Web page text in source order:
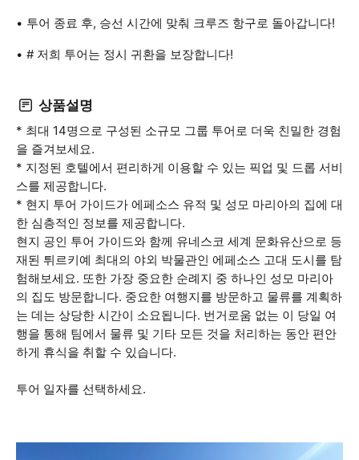
투어 종료 후, 승선 시간에 맞춰 크루즈 항구로 돌아갑니다!
# 저희 투어는 정시 귀환을 보장합니다!
상품설명
* 최대 14명으로 구성된 소규모 그룹 투어로 더욱 친밀한 경험
을 즐겨보세요.
* 지정된 호텔에서 편리하게 이용할 수 있는 픽업 및 드롭 서비
스를 제공합니다.
* 현지 투어 가이드가 에페소스 유적 및 성모 마리아의 집에 대
한 심층적인 정보를 제공합니다.
현지 공인 투어 가이드와 함께 유네스코 세계 문화유산으로 등
재된 튀르키예 최대의 야외 박물관인 에페소스 고대 도시를 탐
험해보세요. 또한 가장 중요한 순례지 중 하나인 성모 마리아
의 집도 방문합니다. 중요한 여행지를 방문하고 물류를 계획하
는 데는 상당한 시간이 소요됩니다. 번거로움 없는 이 당일 여
행을 통해 팀에서 물류 및 기타 모든 것을 처리하는 동안 편안
하게 휴식을 취할 수 있습니다.
투어 일자를 선택하세요.